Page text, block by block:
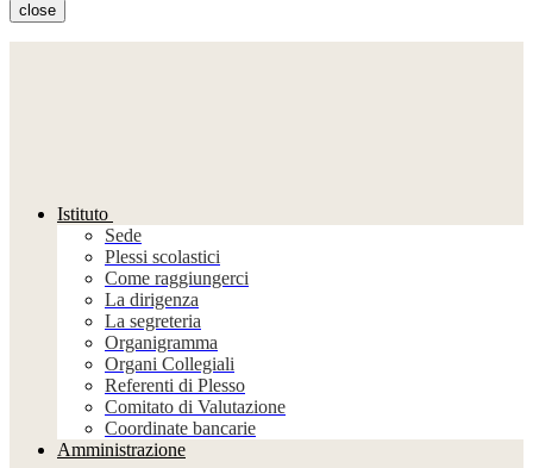
close
Istituto
Sede
Plessi scolastici
Come raggiungerci
La dirigenza
La segreteria
Organigramma
Organi Collegiali
Referenti di Plesso
Comitato di Valutazione
Coordinate bancarie
Amministrazione